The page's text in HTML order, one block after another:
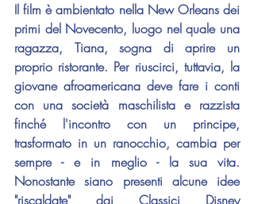
Il film è ambientato nella New Orleans dei
primi del Novecento, luogo nel quale una
ragazza, Tiana, sogna di aprire un
proprio ristorante. Per riuscirci, tuttavia, la
giovane afroamericana deve fare i conti
con una società maschilista e razzista
finché l'incontro con un principe,
trasformato in un ranocchio, cambia per
sempre - e in meglio - la sua vita.
Nonostante siano presenti alcune idee
"riscaldate" dai Classici Disney